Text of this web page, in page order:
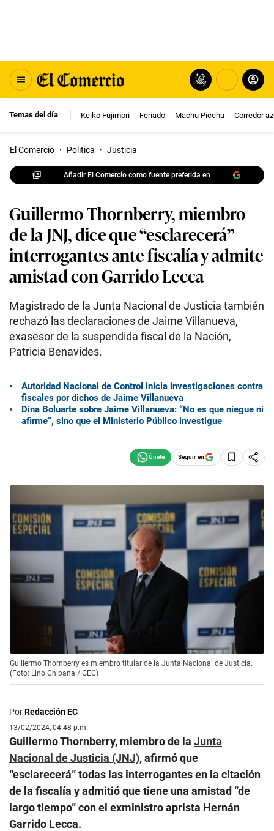
Temas del día Keiko Fujimori Feriado Machu Picchu Corredor
El Comercio · Politica · Justicia
Añadir El Comercio como fuente preferida en
Guillermo Thornberry, miembro
de la JNJ, dice que “esclarecerá”
interrogantes ante fiscalía y admite
amistad con Garrido Lecca
Magistrado de la Junta Nacional de Justicia también
rechazó las declaraciones de Jaime Villanueva,
exasesor de la suspendida fiscal de la Nación,
Patricia Benavides.
Autoridad Nacional de Control inicia investigaciones contra
fiscales por dichos de Jaime Villanueva
Dina Boluarte sobre Jaime Villanueva: “No es que niegue ni
afirme”, sino que el Ministerio Público investigue
Seguir en
Guillermo Thornberry es miembro titular de la Junta Nacional de Justicia.
(Foto: Lino Chipana / GEC)
PorRedacción EC
13/02/2024, 04:48 p.m.
Guillermo Thornberry, miembro de la Junta
Nacional de Justicia (JNJ), afirmó que
“esclarecerá” todas las interrogantes en la citación
de la fiscalía y admitió que tiene una amistad “de
largo tiempo” con el exministro aprista Hernán
Garrido Lecca.